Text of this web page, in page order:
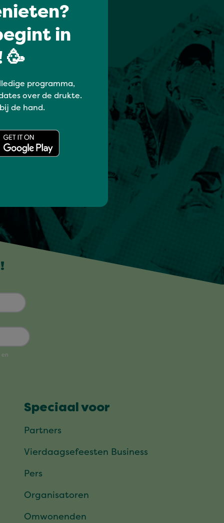
in
🥳
programma,
over de drukte.
de hand.
Speciaal voor
Partners
Vierdaagsefeesten Business
Pers
Organisatoren
Omwonenden